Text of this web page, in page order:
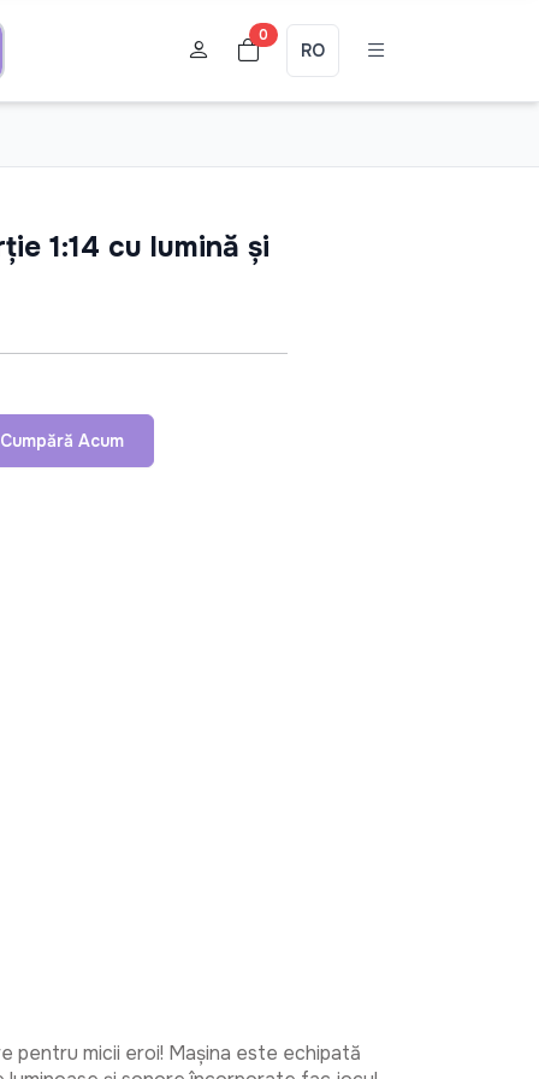
0
RO
1:14 cu lumină și
Cumpără Acum
pentru micii eroi! Mașina este echipată